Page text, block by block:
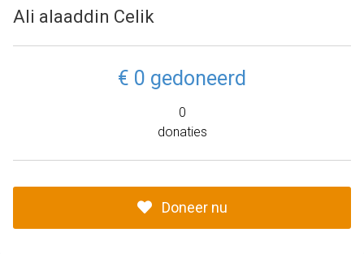
Ali alaaddin Celik
€ 0 gedoneerd
0
donaties
Doneer nu